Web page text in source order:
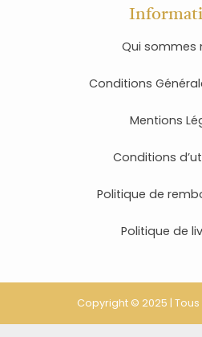
Qui sommes
Conditions
Mentions
Conditions
Politique de
Politique de
Copyright © 2025 |